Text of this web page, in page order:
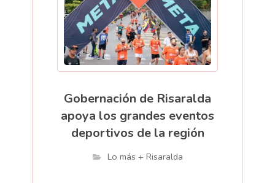
Gobernación de Risaralda
apoya los grandes eventos
deportivos de la región
Lo más + Risaralda